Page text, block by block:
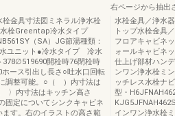
金具寸法図ミネラル浄水栓
栓Greentap冷水タイプ
（SA）JG節湯種類：
ユニット●冷水タイプ 冷水
378∅519690開栓時76閉栓時
ホース引出し長さ○吐水口回転
調整可能。○（ ）内寸法は
内寸法はキッチン高さ
固定についてシンクキャビネ
す。右のイラストの高さ範
右ページから抽出
水栓金具／浄水
トップ水栓金具
フロアキャビネ
ォールキャビネ
仕上げ部材ハン
ンワン浄水栓ミ
ッチレス水栓ナ
型・
インワン浄水栓